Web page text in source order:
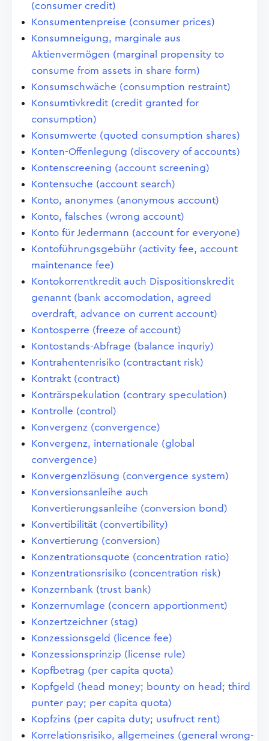
(consumer credit)
Konsumentenpreise (consumer prices)
Konsumneigung, marginale aus
Aktienvermögen (marginal propensity to
consume from assets in share form)
Konsumschwäche (consumption restraint)
Konsumtivkredit (credit granted for
consumption)
Konsumwerte (quoted consumption shares)
Konten-Offenlegung (discovery of accounts)
Kontenscreening (account screening)
Kontensuche (account search)
Konto, anonymes (anonymous account)
Konto, falsches (wrong account)
Konto für Jedermann (account for everyone)
Kontoführungsgebühr (activity fee, account
maintenance fee)
Kontokorrentkredit auch Dispositionskredit
genannt (bank accomodation, agreed
overdraft, advance on current account)
Kontosperre (freeze of account)
Kontostands-Abfrage (balance inquriy)
Kontrahentenrisiko (contractant risk)
Kontrakt (contract)
Konträrspekulation (contrary speculation)
Kontrolle (control)
Konvergenz (convergence)
Konvergenz, internationale (global
convergence)
Konvergenzlösung (convergence system)
Konversionsanleihe auch
Konvertierungsanleihe (conversion bond)
Konvertibilität (convertibility)
Konvertierung (conversion)
Konzentrationsquote (concentration ratio)
Konzentrationsrisiko (concentration risk)
Konzernbank (trust bank)
Konzernumlage (concern apportionment)
Konzertzeichner (stag)
Konzessionsgeld (licence fee)
Konzessionsprinzip (license rule)
Kopfbetrag (per capita quota)
Kopfgeld (head money; bounty on head; third
punter pay; per capita quota)
Kopfzins (per capita duty; usufruct rent)
Korrelationsrisiko, allgemeines (general wrong-